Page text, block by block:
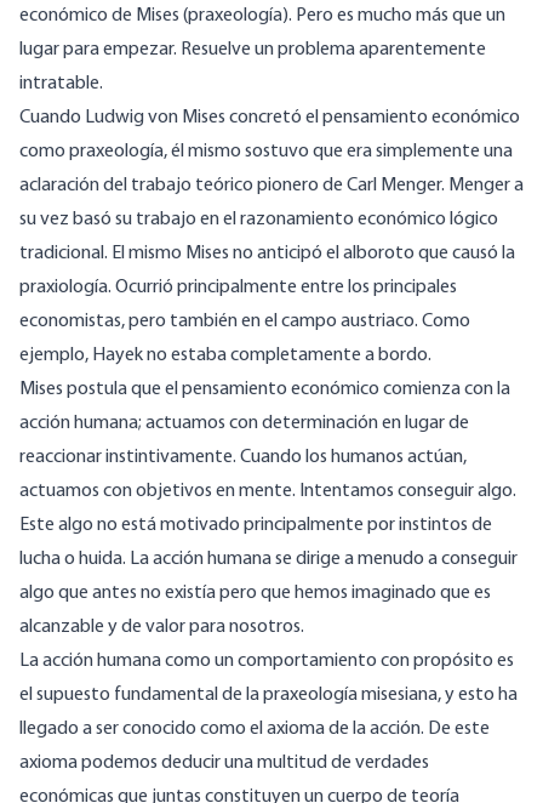
económico de Mises (praxeología). Pero es mucho más que un
lugar para empezar. Resuelve un problema aparentemente
intratable.
Cuando Ludwig von Mises concretó el pensamiento económico
como praxeología, él mismo sostuvo que era simplemente una
aclaración del trabajo teórico pionero de Carl Menger. Menger a
su vez basó su trabajo en el razonamiento económico lógico
tradicional. El mismo Mises no anticipó el alboroto que causó la
praxiología. Ocurrió principalmente entre los principales
economistas, pero también en el campo austriaco. Como
ejemplo, Hayek no estaba completamente a bordo.
Mises postula que el pensamiento económico comienza con la
acción humana; actuamos con determinación en lugar de
reaccionar instintivamente. Cuando los humanos actúan,
actuamos con objetivos en mente. Intentamos conseguir algo.
Este algo no está motivado principalmente por instintos de
lucha o huida. La acción humana se dirige a menudo a conseguir
algo que antes no existía pero que hemos imaginado que es
alcanzable y de valor para nosotros.
La acción humana como un comportamiento con propósito es
el supuesto fundamental de la praxeología misesiana, y esto ha
llegado a ser conocido como el axioma de la acción. De este
axioma podemos deducir una multitud de verdades
económicas que juntas constituyen un cuerpo de teoría